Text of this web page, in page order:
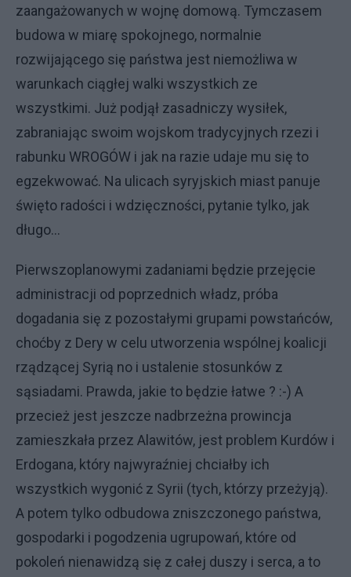
zaangażowanych w wojnę domową. Tymczasem
budowa w miarę spokojnego, normalnie
rozwijającego się państwa jest niemożliwa w
warunkach ciągłej walki wszystkich ze
wszystkimi. Już podjął zasadniczy wysiłek,
zabraniając swoim wojskom tradycyjnych rzezi i
rabunku WROGÓW i jak na razie udaje mu się to
egzekwować. Na ulicach syryjskich miast panuje
święto radości i wdzięczności, pytanie tylko, jak
długo...
Pierwszoplanowymi zadaniami będzie przejęcie
administracji od poprzednich władz, próba
dogadania się z pozostałymi grupami powstańców,
choćby z Dery w celu utworzenia wspólnej koalicji
rządzącej Syrią no i ustalenie stosunków z
sąsiadami. Prawda, jakie to będzie łatwe ? :-) A
przecież jest jeszcze nadbrzeżna prowincja
zamieszkała przez Alawitów, jest problem Kurdów i
Erdogana, który najwyraźniej chciałby ich
wszystkich wygonić z Syrii (tych, którzy przeżyją).
A potem tylko odbudowa zniszczonego państwa,
gospodarki i pogodzenia ugrupowań, które od
pokoleń nienawidzą się z całej duszy i serca, a to